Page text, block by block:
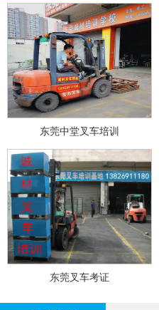
东莞中堂叉车培训
东莞叉车考证